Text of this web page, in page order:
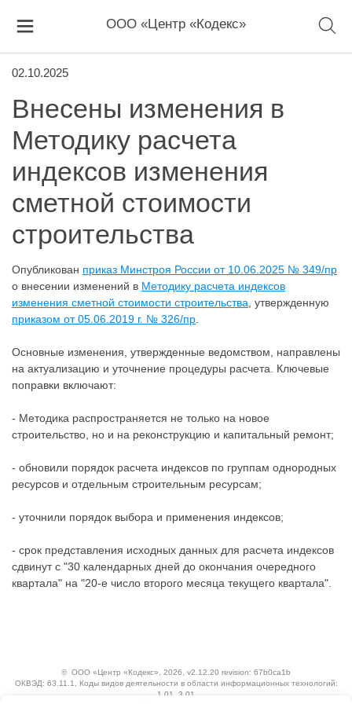
ООО «Центр «Кодекс»
02.10.2025
Внесены изменения в
Методику расчета
индексов изменения
сметной стоимости
строительства
Опубликован приказ Минстроя России от 10.06.2025 № 349/пр
о внесении изменений в Методику расчета индексов
изменения сметной стоимости строительства , утвержденную
приказом от 05.06.2019 г. № 326/пр
Основные изменения, утвержденные ведомством, направлены
на актуализацию и уточнение процедуры расчета. Ключевые
поправки включают:
- Методика распространяется не только на новое
строительство, но и на реконструкцию и капитальный ремонт;
- обновили порядок расчета индексов по группам однородных
ресурсов и отдельным строительным ресурсам;
- уточнили порядок выбора и применения индексов;
- срок представления исходных данных для расчета индексов
сдвинут с "30 календарных дней до окончания очередного
квартала" на "20-е число второго месяца текущего квартала".
© ООО «Центр «Кодекс» , 2026, v2.12.20 revision: 67b0ca1b
ОКВЭД: 63.11.1, Коды видов деятельности в области информационных технологий:
1.01, 3.01